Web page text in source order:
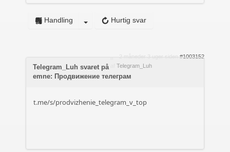
Hurtig svar
Handling
2 måneder 3 uger siden #1003152
Telegram_Luh
Telegram_Luh svaret på
emne: Продвижение телеграм
t.me/s/prodvizhenie_telegram_v_top